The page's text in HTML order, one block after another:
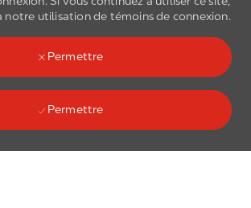
notre utilisation de témoins de connexion.
Permettre
Permettre
(0)